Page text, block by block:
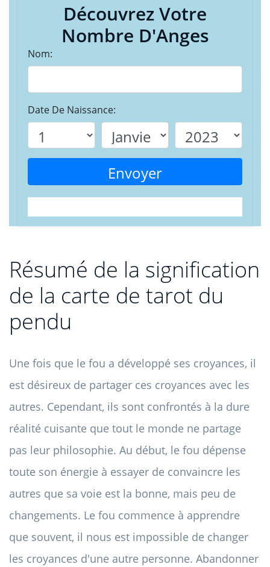
Découvrez Votre
Nombre D'Anges
Nom:
Date De Naissance:
Envoyer
Résumé de la signification
de la carte de tarot du
pendu
Une fois que le fou a développé ses croyances, il
est désireux de partager ces croyances avec les
autres. Cependant, ils sont confrontés à la dure
réalité cuisante que tout le monde ne partage
pas leur philosophie. Au début, le fou dépense
toute son énergie à essayer de convaincre les
autres que sa voie est la bonne, mais peu de
changements. Le fou commence à apprendre
que souvent, il nous est impossible de changer
les croyances d'une autre personne. Abandonner